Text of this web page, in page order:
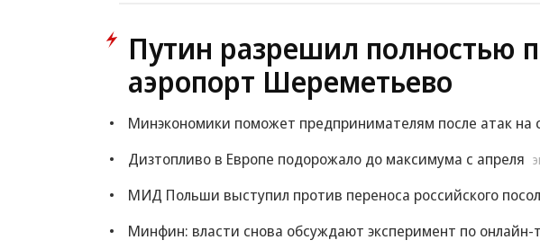
Путин разрешил полностью
аэропорт Шереметьево
Минэкономики поможет предпринимателям после атак на
Дизтопливо в Европе подорожало до максимума с апреля
МИД Польши выступил против переноса российского
Минфин: власти снова обсуждают эксперимент по онлайн-